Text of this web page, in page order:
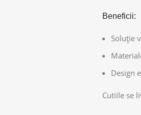
Beneficii:
Soluție
Design
Cutiile se